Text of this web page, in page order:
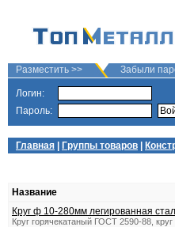
Разместить >> Забыли
Логин:
Пароль:
Главная Группы товаров
Название
Круг ф 10-280мм легированная
Круг горячекатаный ГОСТ 2590-88,